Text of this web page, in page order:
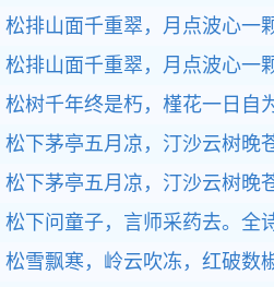
松排山面千重翠，月点波心一
松排山面千重翠，月点波心一
松树千年终是朽，槿花一日自
松下茅亭五月凉，汀沙云树晚
松下茅亭五月凉，汀沙云树晚
松下问童子，言师采药去。 全
松雪飘寒，岭云吹冻，红破数